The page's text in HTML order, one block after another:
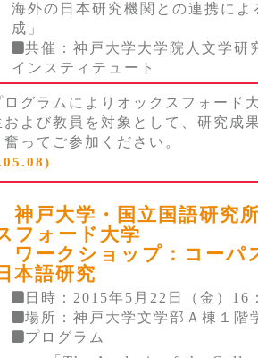
海外の日本研究機関との連携によ
成」
共催：神戸大学大学院人文学研
インスティテュート
グラムによりオックスフォード
および教員を対象として、研究成
奮ってご参加ください。
神戸大学・国立国語研究
フォード大学
ワークショップ：コーパ
本語研究
日時：2015年5月22日（金）16
場所：神戸大学文学部Ａ棟１階
プログラム